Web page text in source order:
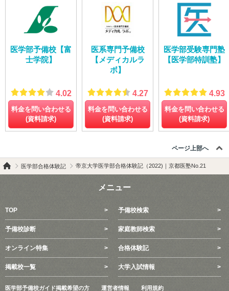
医学部予備校【富
士学院】
4.02
料金を問い合わせる
(資料請求)
医系専門予備校
【メディカルラ
ボ】
4.27
料金を問い合わせる
(資料請求)
医学部受験専門塾
【医学部特訓塾】
4.93
料金を問い合わせる
(資料請求)
ページ上部へ
医学部合格体験記 帝京大学医学部合格体験記（2022)｜京都医塾No.21
メニュー
TOP 予備校検索
予備校診断 家庭教師検索
オンライン特集 合格体験記
掲載校一覧 大学入試情報
医学部予備校ガイド掲載希望の方 運営者情報 利用規約